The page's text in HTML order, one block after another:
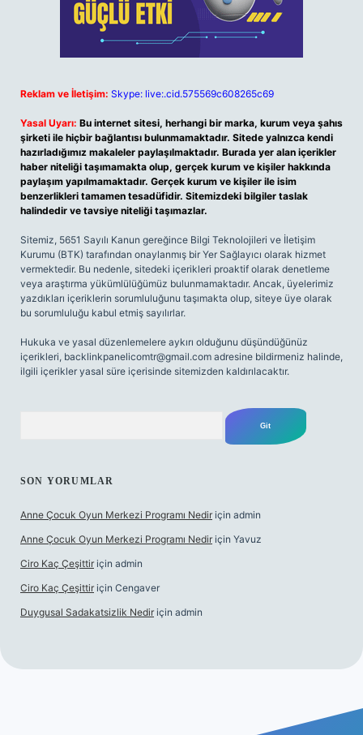
Reklam ve İletişim: Skype: live:.cid.575569c608265c69
Yasal Uyarı: Bu internet sitesi, herhangi bir marka, kurum veya şahıs
şirketi ile hiçbir bağlantısı bulunmamaktadır. Sitede yalnızca kendi
hazırladığımız makaleler paylaşılmaktadır. Burada yer alan içerikler
haber niteliği taşımamakta olup, gerçek kurum ve kişiler hakkında
paylaşım yapılmamaktadır. Gerçek kurum ve kişiler ile isim
benzerlikleri tamamen tesadüfidir. Sitemizdeki bilgiler taslak
halindedir ve tavsiye niteliği taşımazlar.
Sitemiz, 5651 Sayılı Kanun gereğince Bilgi Teknolojileri ve İletişim
Kurumu (BTK) tarafından onaylanmış bir Yer Sağlayıcı olarak hizmet
vermektedir. Bu nedenle, sitedeki içerikleri proaktif olarak denetleme
veya araştırma yükümlülüğümüz bulunmamaktadır. Ancak, üyelerimiz
yazdıkları içeriklerin sorumluluğunu taşımakta olup, siteye üye olarak
bu sorumluluğu kabul etmiş sayılırlar.
Hukuka ve yasal düzenlemelere aykırı olduğunu düşündüğünüz
içerikleri, backlinkpanelicomtr@gmail.com adresine bildirmeniz halinde,
ilgili içerikler yasal süre içerisinde sitemizden kaldırılacaktır.
SON YORUMLAR
Anne Çocuk Oyun Merkezi Programı Nedir için admin
Anne Çocuk Oyun Merkezi Programı Nedir için Yavuz
Ciro Kaç Çeşittir için admin
Ciro Kaç Çeşittir için Cengaver
Duygusal Sadakatsizlik Nedir için admin